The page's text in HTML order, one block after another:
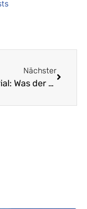
Nächster
Editorial: Was der LVB darf